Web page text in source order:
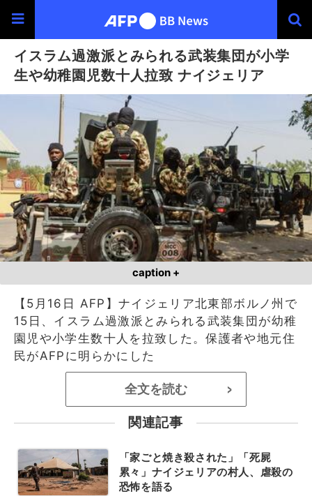
イスラム過激派とみられる武装集団が小学
生や幼稚園児数十人拉致 ナイジェリア
caption +
【5月16日 AFP】ナイジェリア北東部ボルノ州で
15日、イスラム過激派とみられる武装集団が幼稚
園児や小学生数十人を拉致した。保護者や地元住
民がAFPに明らかにした
全文を読む >
関連記事
「家ごと焼き殺された」「死屍
累々」ナイジェリアの村人、虐殺の
恐怖を語る